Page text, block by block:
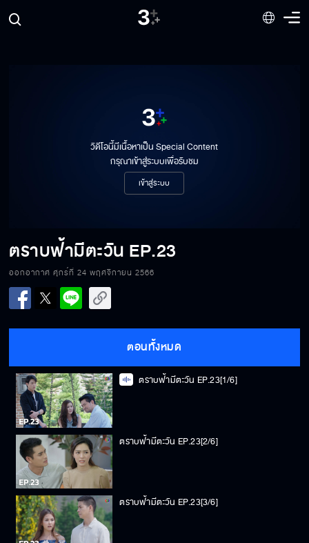
วิดีโอนี้มีเนื้อหาเป็น Special Content
กรุณาเข้าสู่ระบบเพื่อรับชม
เข้าสู่ระบบ
ตราบฟ้ามีตะวัน EP.23
ออกอากาศ ศุกร์ที่ 24 พฤศจิกายน 2566
ตอนทั้งหมด
ตราบฟ้ามีตะวัน EP.23[1/6]
ตราบฟ้ามีตะวัน EP.23[2/6]
ตราบฟ้ามีตะวัน EP.23[3/6]